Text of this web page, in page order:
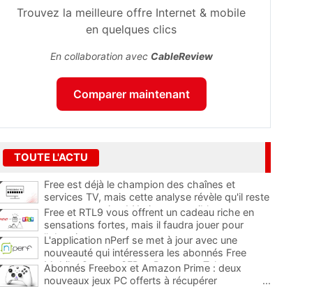
Trouvez la meilleure offre Internet & mobile
en quelques clics
En collaboration avec CableReview
Comparer maintenant
TOUTE L'ACTU
Free est déjà le champion des chaînes et
services TV, mais cette analyse révèle qu'il reste
encore au moins 141 ajouts possibles
Free et RTL9 vous offrent un cadeau riche en
sensations fortes, mais il faudra jouer pour
l'obtenir
L'application nPerf se met à jour avec une
nouveauté qui intéressera les abonnés Free
Mobile, Orange, SFR et Bouygues Telecom
Abonnés Freebox et Amazon Prime : deux
nouveaux jeux PC offerts à récupérer
...